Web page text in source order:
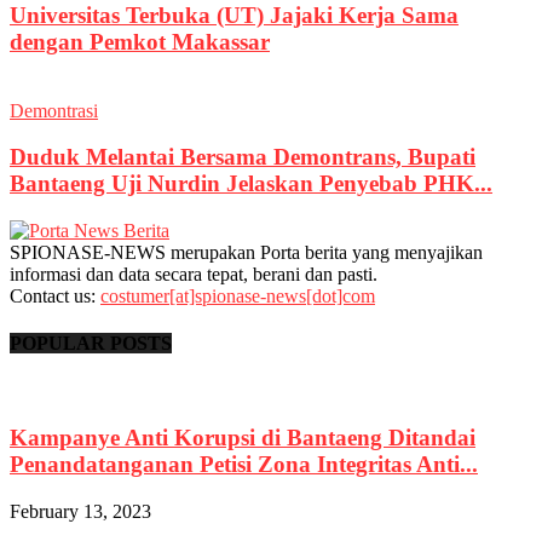
Universitas Terbuka (UT) Jajaki Kerja Sama
dengan Pemkot Makassar
Demontrasi
Duduk Melantai Bersama Demontrans, Bupati
Bantaeng Uji Nurdin Jelaskan Penyebab PHK...
SPIONASE-NEWS merupakan Porta berita yang menyajikan
informasi dan data secara tepat, berani dan pasti.
Contact us: costumer[at]spionase-news[dot]com
POPULAR POSTS
Kampanye Anti Korupsi di Bantaeng Ditandai
Penandatanganan Petisi Zona Integritas Anti...
February 13, 2023